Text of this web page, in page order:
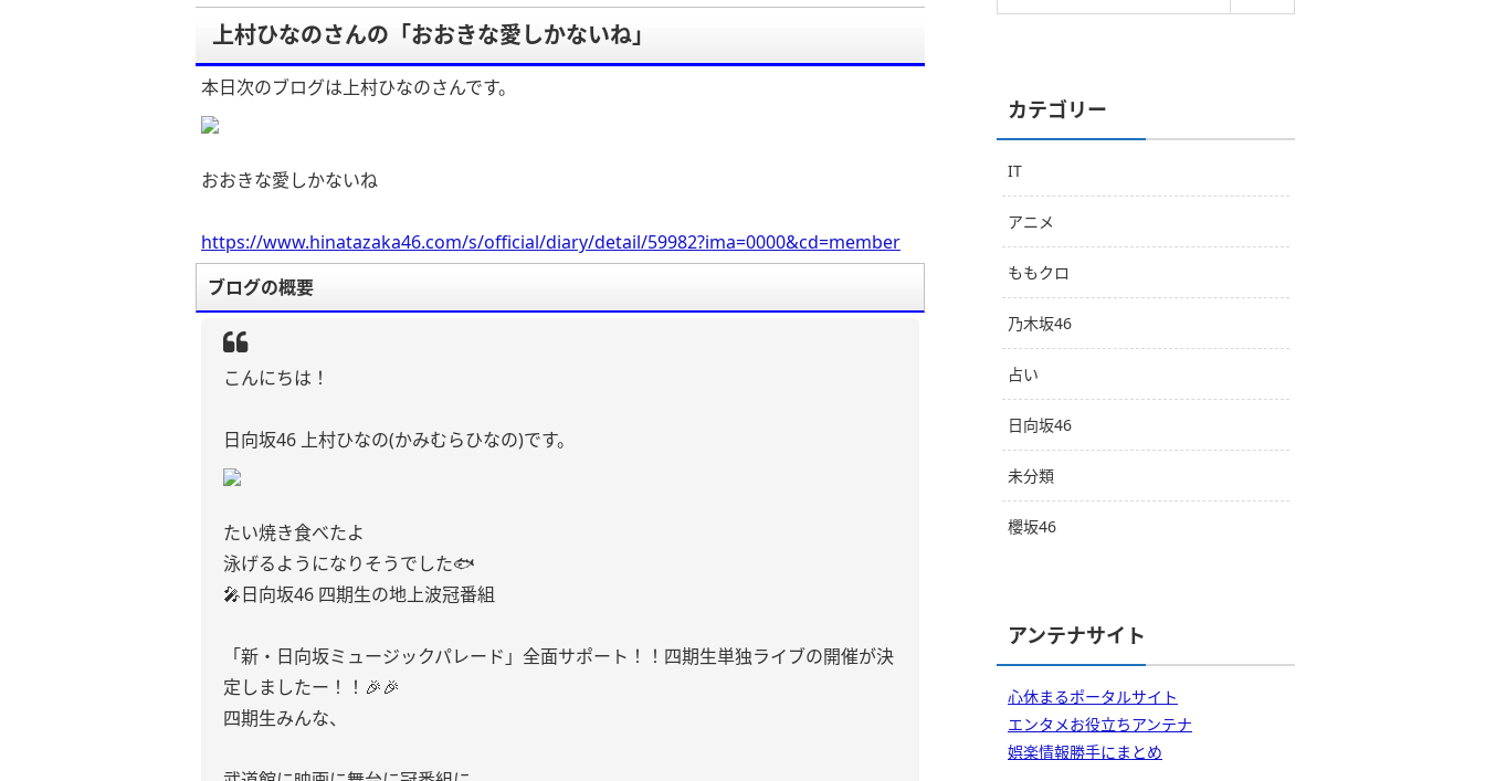
上村ひなのさんの「おおきな愛しかないね」
本日次のブログは上村ひなのさんです。
おおきな愛しかないね
https://www.hinatazaka46.com/s/official/diary/detail/59982?ima=0000&cd=member
ブログの概要
こんにちは！
日向坂46 上村ひなの(かみむらひなの)です。
たい焼き食べたよ
泳げるようになりそうでした🐟
🎤日向坂46 四期生の地上波冠番組
「新・日向坂ミュージックパレード」全面サポート！！四期生単独ライブの開催が決
定しましたー！！🎉🎉
四期生みんな、
カテゴリー
IT
アニメ
ももクロ
乃木坂46
占い
日向坂46
未分類
櫻坂46
アンテナサイト
心休まるポータルサイト
エンタメお役立ちアンテナ
娯楽情報勝手にまとめ